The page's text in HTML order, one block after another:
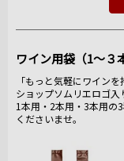
ワイン用袋（1～３
「もっと気軽にワイン
ショップソムリエロゴ入
1本用・2本用・3本用の
くださいませ。